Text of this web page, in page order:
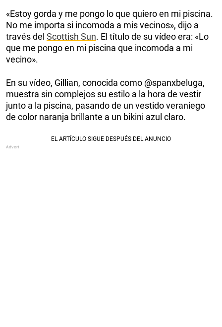
«Estoy gorda y me pongo lo que quiero en mi piscina.
No me importa si incomoda a mis vecinos», dijo a
través del Scottish Sun. El título de su vídeo era: «Lo
que me pongo en mi piscina que incomoda a mi
vecino».
En su vídeo, Gillian, conocida como @spanxbeluga,
muestra sin complejos su estilo a la hora de vestir
junto a la piscina, pasando de un vestido veraniego
de color naranja brillante a un bikini azul claro.